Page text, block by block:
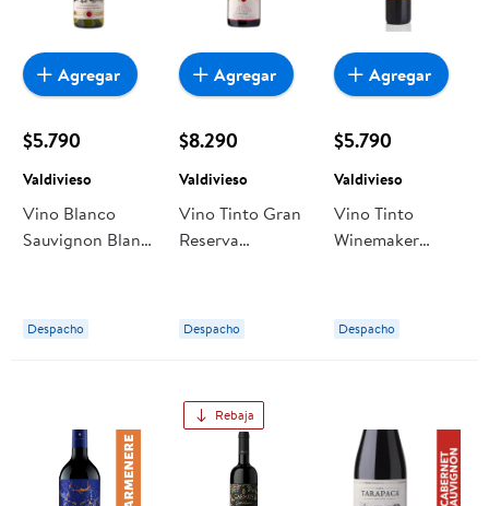
$5.790
Valdivieso
Vino Blanco
Sauvignon Blanc
Botella 750 ml
Valdivieso
Despacho
Agregar
$8.290
Valdivieso
Vino Tinto Gran
Reserva
Valdivieso
Despacho
Agregar
$5.790
Valdivieso
Vino Tinto
Winemaker
Botella 750 ml
Valdivieso
Despacho
Agregar
Rebaja